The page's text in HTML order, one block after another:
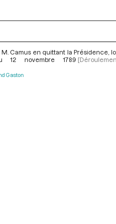
Camus en quittant la Présidence,
12 novembre 1789
Gaston